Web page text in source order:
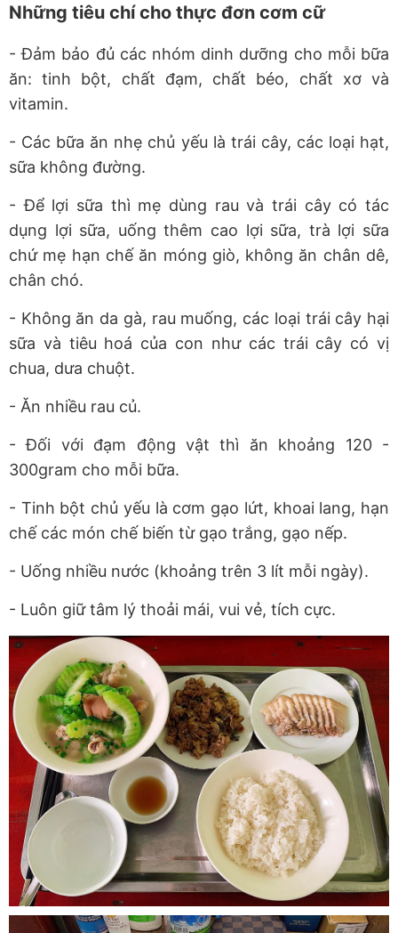
Những tiêu chí cho thực đơn cơm cữ
- Đảm bảo đủ các nhóm dinh dưỡng cho mỗi bữa
ăn: tinh bột, chất đạm, chất béo, chất xơ và
vitamin.
- Các bữa ăn nhẹ chủ yếu là trái cây, các loại hạt,
sữa không đường.
- Để lợi sữa thì mẹ dùng rau và trái cây có tác
dụng lợi sữa, uống thêm cao lợi sữa, trà lợi sữa
chứ mẹ hạn chế ăn móng giò, không ăn chân dê,
chân chó.
- Không ăn da gà, rau muống, các loại trái cây hại
sữa và tiêu hoá của con như các trái cây có vị
chua, dưa chuột.
- Ăn nhiều rau củ.
- Đối với đạm động vật thì ăn khoảng 120 -
300gram cho mỗi bữa.
- Tinh bột chủ yếu là cơm gạo lứt, khoai lang, hạn
chế các món chế biến từ gạo trắng, gạo nếp.
- Uống nhiều nước (khoảng trên 3 lít mỗi ngày).
- Luôn giữ tâm lý thoải mái, vui vẻ, tích cực.